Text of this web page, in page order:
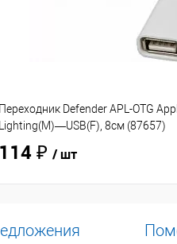
Переходник Defender APL-OTG
Lighting(M)—USB(F), 8см (87657)
114 ₽ / шт